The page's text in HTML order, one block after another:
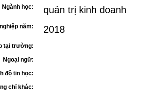
Ngành học: quản trị kinh doanh
năm: 2018
tại trường:
Ngoại ngữ:
độ tin học:
chỉ khác: